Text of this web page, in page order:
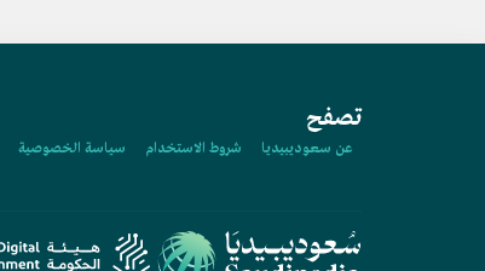
تصفح
عن سعوديبيديا شروط الاستخدام سياسة الخصوصية